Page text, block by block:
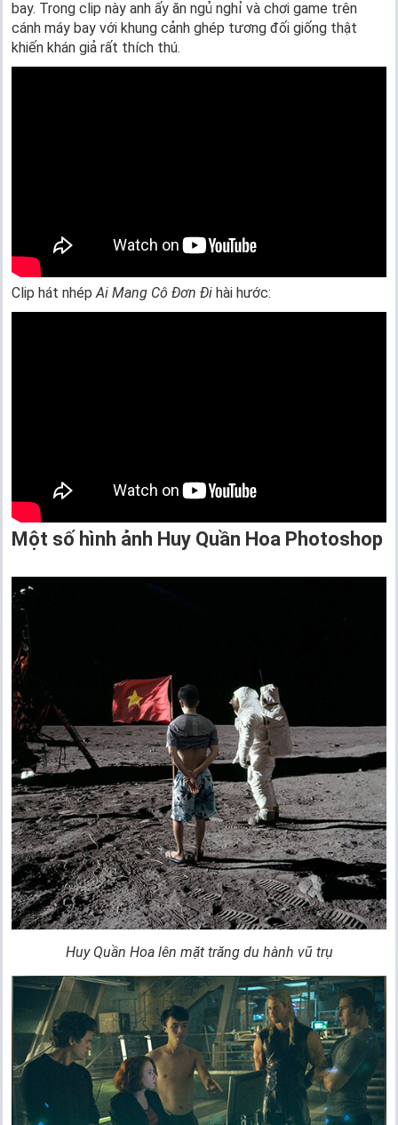
bay. Trong clip này anh ấy ăn ngủ nghỉ và chơi game trên
cánh máy bay với khung cảnh ghép tương đối giống thật
khiến khán giả rất thích thú.
Clip hát nhépAi Mang Cô Đơn Đi hài hước:
Một số hình ảnh Huy Quần Hoa Photoshop
Huy Quần Hoa lên mặt trăng du hành vũ trụ